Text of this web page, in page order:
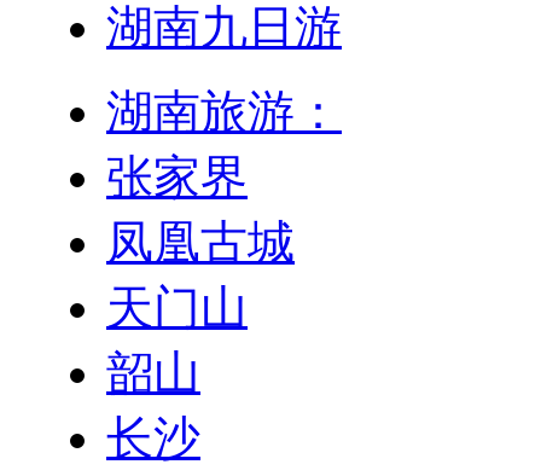
湖南九日游
湖南旅游：
张家界
凤凰古城
天门山
韶山
长沙